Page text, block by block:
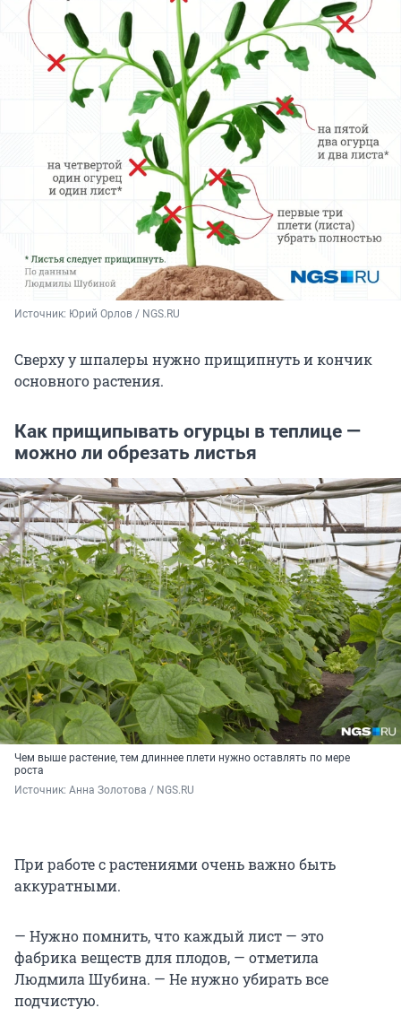
Источник: Юрий Орлов / NGS.RU
Сверху у шпалеры нужно прищипнуть и кончик
основного растения.
Как прищипывать огурцы в теплице —
можно ли обрезать листья
Чем выше растение, тем длиннее плети нужно оставлять по мере
роста
Источник: Анна Золотова / NGS.RU
При работе с растениями очень важно быть
аккуратными.
— Нужно помнить, что каждый лист — это
фабрика веществ для плодов, — отметила
Людмила Шубина. — Не нужно убирать все
подчистую.